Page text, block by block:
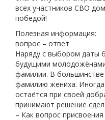
всех участников СВО
победой!
Полезная информация:
вопрос – ответ
Наряду с выбором даты
будущими
фамилии. В большинстве
фамилию жениха. Иногда
остаётся при своей
принимают решение
– Как вопрос